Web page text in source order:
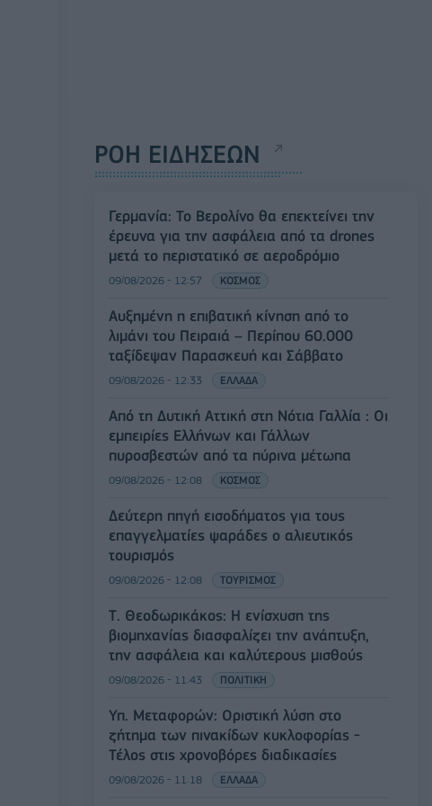
ΡΟΗ ΕΙΔΗΣΕΩΝ
Γερμανία: Το Βερολίνο θα επεκτείνει την
έρευνα για την ασφάλεια από τα drones
μετά το περιστατικό σε αεροδρόμιο
09/08/2026 - 12:57 ΚΟΣΜΟΣ
Αυξημένη η επιβατική κίνηση από το
λιμάνι του Πειραιά – Περίπου 60.000
ταξίδεψαν Παρασκευή και Σάββατο
09/08/2026 - 12:33 ΕΛΛΑΔΑ
Από τη Δυτική Αττική στη Νότια Γαλλία : Οι
εμπειρίες Ελλήνων και Γάλλων
πυροσβεστών από τα πύρινα μέτωπα
09/08/2026 - 12:08 ΚΟΣΜΟΣ
Δεύτερη πηγή εισοδήματος για τους
επαγγελματίες ψαράδες ο αλιευτικός
τουρισμός
09/08/2026 - 12:08 ΤΟΥΡΙΣΜΟΣ
Τ. Θεοδωρικάκος: Η ενίσχυση της
βιομηχανίας διασφαλίζει την ανάπτυξη,
την ασφάλεια και καλύτερους μισθούς
09/08/2026 - 11:43 ΠΟΛΙΤΙΚΗ
Υπ. Μεταφορών: Οριστική λύση στο
ζήτημα των πινακίδων κυκλοφορίας -
Τέλος στις χρονοβόρες διαδικασίες
09/08/2026 - 11:18 ΕΛΛΑΔΑ